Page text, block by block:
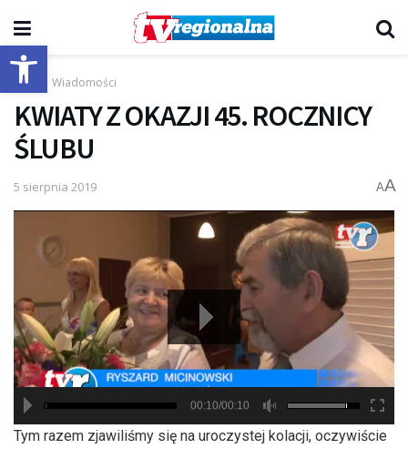
Otwórz pasek narzędzi
Start Wiadomości
KWIATY Z OKAZJI 45. ROCZNICY
ŚLUBU
5 sierpnia 2019 AA
hd2880
hd2160
hd2160
hd1440
highres
hd1080
hd720
large
medium
small
tiny
00:10/00:10
Tym razem zjawiliśmy się na uroczystej kolacji, oczywiście